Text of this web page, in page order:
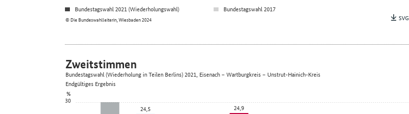
© Die Bundeswahlleiterin, Wiesbaden 2024
Bundestagswahl 2021 (Wiederholungswahl)
Bundestagswahl 2017
SVG
30
%
24,5 24,9
Zweitstimmen
Bundestagswahl (Wiederholung in Teilen Berlins) 2021, Eisenach – Wartburgkreis – Unstrut-Hainich-Kreis
Endgültiges Ergebnis